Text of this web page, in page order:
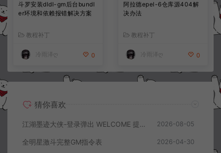
斗罗安装dldl-gm后台bundl
er环境和依赖报错解决方案
教程补丁
冷雨泽ღ 0
阿拉德epel-6仓库源404解
决办法
教程补丁
冷雨泽ღ 0
猜你喜欢
江湖墨迹大侠-登录弹出 WELCOME 提示无法进游戏修复教程 2026-08-05
全明星激斗完整GM指令表 2026-04-30